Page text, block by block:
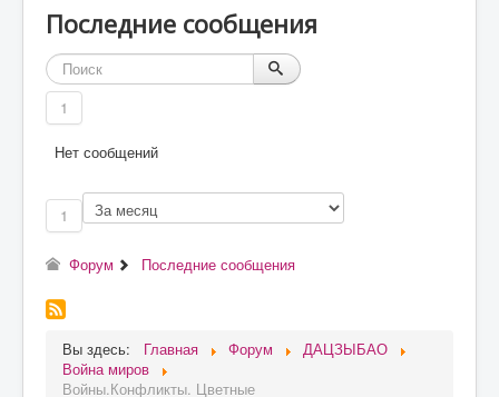
Последние сообщения
1
Нет сообщений
1
Форум Последние сообщения
Вы здесь: Главная Форум
ДАЦЗЫБАО
Война миров
Войны.Конфликты. Цветные